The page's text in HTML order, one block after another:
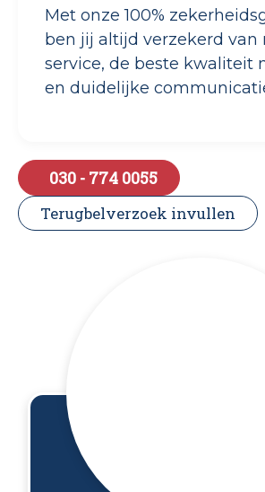
Met onze 100%
ben jij altijd verzekerd van
service, de beste kwaliteit
en duidelijke
030 - 774 0055
Terugbelverzoek invullen